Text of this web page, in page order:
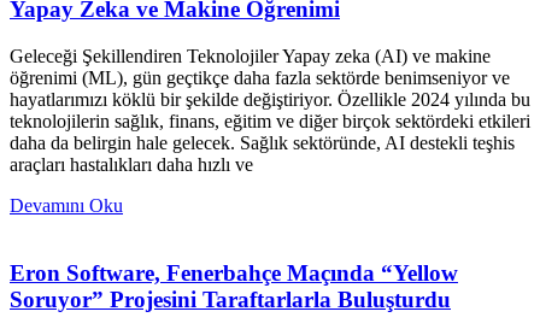
Yapay Zeka ve Makine Öğrenimi
Geleceği Şekillendiren Teknolojiler Yapay zeka (AI) ve makine
öğrenimi (ML), gün geçtikçe daha fazla sektörde benimseniyor ve
hayatlarımızı köklü bir şekilde değiştiriyor. Özellikle 2024 yılında bu
teknolojilerin sağlık, finans, eğitim ve diğer birçok sektördeki etkileri
daha da belirgin hale gelecek. Sağlık sektöründe, AI destekli teşhis
araçları hastalıkları daha hızlı ve
Devamını Oku
Eron Software, Fenerbahçe Maçında “Yellow
Soruyor” Projesini Taraftarlarla Buluşturdu